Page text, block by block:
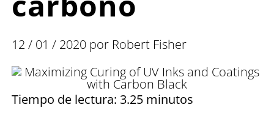
12 / 01 / 2020 por Robert Fisher
Tiempo de lectura: 3.25 minutos